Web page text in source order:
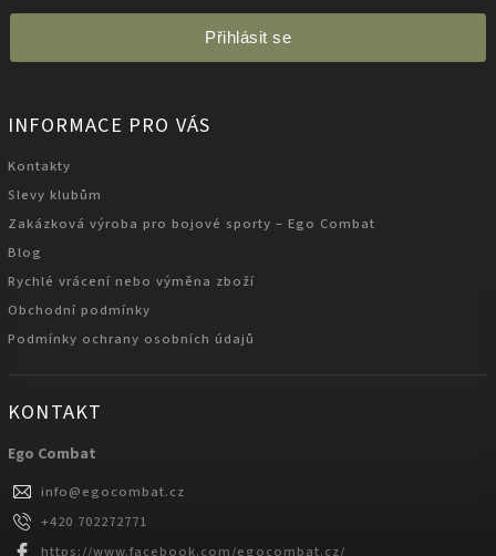
Přihlásit se
INFORMACE PRO VÁS
Kontakty
Slevy klubům
Zakázková výroba pro bojové sporty – Ego Combat
Blog
Rychlé vrácení nebo výměna zboží
Obchodní podmínky
Podmínky ochrany osobních údajů
KONTAKT
Ego Combat
info@egocombat.cz
+420 702272771